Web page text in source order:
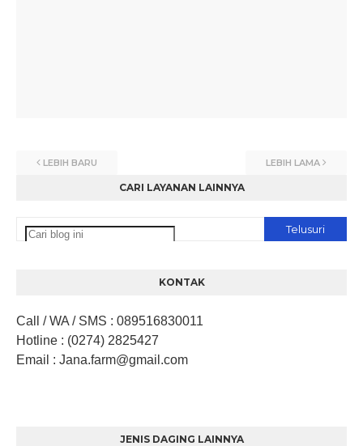
LEBIH BARU LEBIH LAMA
CARI LAYANAN LAINNYA
KONTAK
Call / WA / SMS : 089516830011
Hotline : (0274) 2825427
Email : Jana.farm@gmail.com
JENIS DAGING LAINNYA